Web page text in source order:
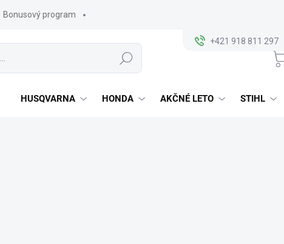
+421 918 811 297
Bonusový program
Hľadať
HUSQVARNA HONDA AKČNÉ LETO STIHL